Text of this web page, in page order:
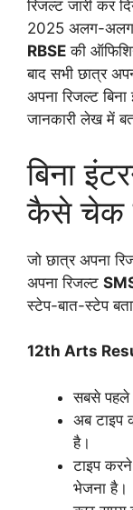
रिजल्ट जारी कर
2025 अलग-अलग
RBSE की
बाद सभी छात्र
अपना रिजल्ट
जानकारी लेख में
बिना
कैसे चेक
जो छात्र अपना
अपना रिजल्ट
स्टेप-बात-स्टेप
12th Arts
सबसे पहले
अब टाइप
है।
टाइप
भेजना है।